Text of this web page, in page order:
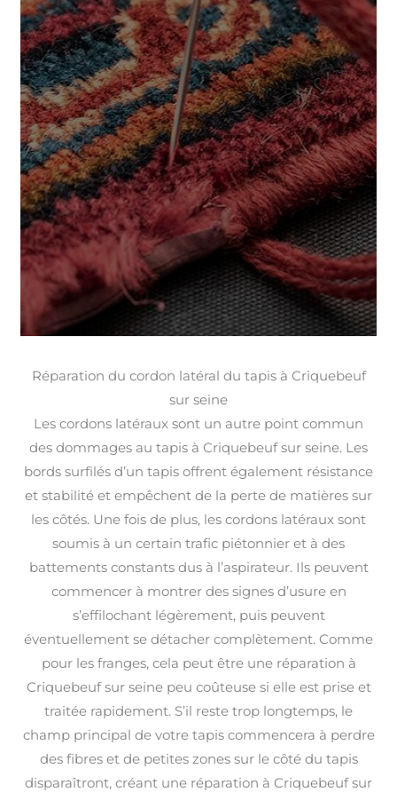
Réparation du cordon latéral du tapis à Criquebeuf
sur seine
Les cordons latéraux sont un autre point commun
des dommages au tapis à Criquebeuf sur seine. Les
bords surfilés d’un tapis offrent également résistance
et stabilité et empêchent de la perte de matières sur
les côtés. Une fois de plus, les cordons latéraux sont
soumis à un certain trafic piétonnier et à des
battements constants dus à l’aspirateur. Ils peuvent
commencer à montrer des signes d’usure en
s’effilochant légèrement, puis peuvent
éventuellement se détacher complètement. Comme
pour les franges, cela peut être une réparation à
Criquebeuf sur seine peu coûteuse si elle est prise et
traitée rapidement. S’il reste trop longtemps, le
champ principal de votre tapis commencera à perdre
des fibres et de petites zones sur le côté du tapis
disparaîtront, créant une réparation à Criquebeuf sur